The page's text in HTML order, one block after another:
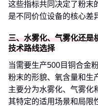
这些指标共同决定了粉末
是不同价位设备的核心差
三、水雾化、气雾化还是
技术路线选择
当需要生产500目铜合金
粉末的形貌、氧含量和生
主要分为水雾化、气雾化
其特定的适用场景和局限